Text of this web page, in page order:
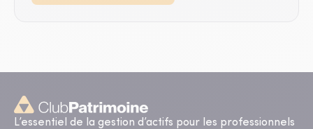
L’essentiel de la gestion d’actifs pour les professionnels